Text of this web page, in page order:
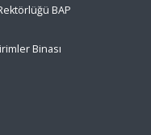
BAP
Binası